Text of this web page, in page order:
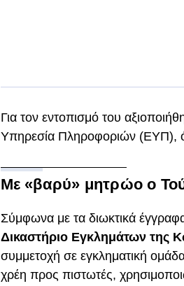
Για τον εντοπισμό του
Υπηρεσία Πληροφοριών (ΕΥΠ),
Με «βαρύ» μητρώο ο
Σύμφωνα με τα διωκτικά
Δικαστήριο Εγκλημάτων της
συμμετοχή σε εγκληματική
χρέη προς πιστωτές,